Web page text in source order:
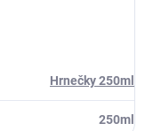
Hrnečky 250ml
250ml